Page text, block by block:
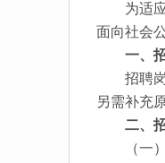
为适应
面向社会
一、
招聘岗
另需补充
二、
（一）